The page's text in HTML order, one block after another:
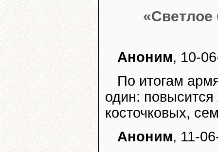
Аноним, 10-
По итогам
один:
косточковых,
Аноним, 11-